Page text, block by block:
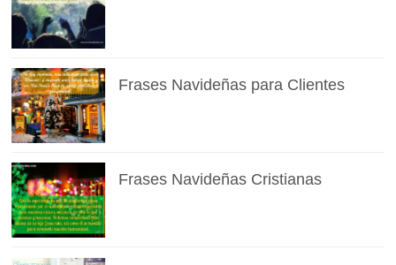
Frases Navideñas para Clientes
Frases Navideñas Cristianas